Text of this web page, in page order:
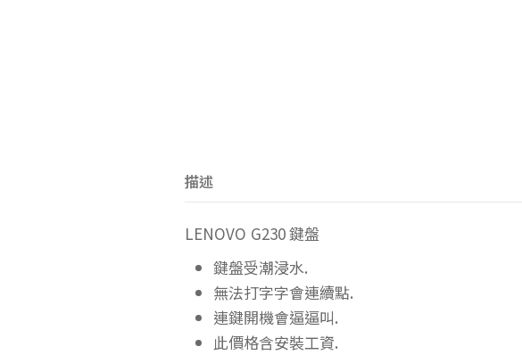
描述
LENOVO G230 鍵盤
鍵盤受潮浸水.
無法打字字會連續點.
連鍵開機會逼逼叫.
此價格含安裝工資.